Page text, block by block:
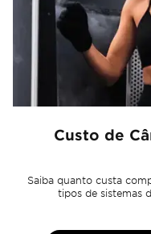
Custo de
Saiba quanto custa
tipos de sistemas